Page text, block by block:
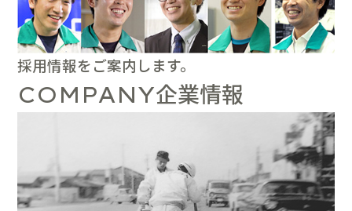
採用情報をご案内します。
COMPANY企業情報